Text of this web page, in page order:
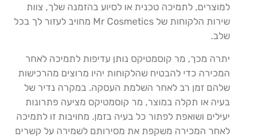
למוצרים, לתמיכה טכנית או לסיוע בהזמנה שלך, צוות
שירות הלקוחות של Mr Cosmetics מחויב לעזור לך בכל
שלב.
יתרה מכך, מר קוסמטיקס נותן עדיפות לתמיכה לאחר
המכירה כדי להבטיח שהלקוחות יהיו מרוצים מהרכישות
שלהם זמן רב לאחר השלמת העסקה. במקרה נדיר של
בעיה או תקלה במוצר, מר קוסמטיקס מציעה פתרונות
יעילים ושואפת לפתור כל בעיה בזמן. מחויבות זו לתמיכה
לאחר המכירה משקפת את מסירותם לשמירה על קשרים